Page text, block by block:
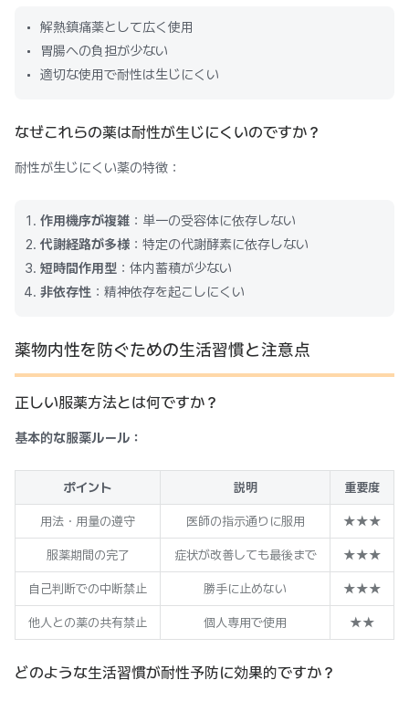
解熱鎮痛薬として広く使用
胃腸への負担が少ない
適切な使用で耐性は生じにくい
なぜこれらの薬は耐性が生じにくいのですか？
耐性が生じにくい薬の特徴：
作用機序が複雑 ：単一の受容体に依存しない
代謝経路が多様 ：特定の代謝酵素に依存しない
短時間作用型 ：体内蓄積が少ない
非依存性 ：精神依存を起こしにくい
薬物内性を防ぐための生活習慣と注意点
正しい服薬方法とは何ですか？
基本的な服薬ルール：
ポイント 説明 重要度
用法・用量の遵守 医師の指示通りに服用 ★★★
服薬期間の完了 症状が改善しても最後まで ★★★
自己判断での中断禁止 勝手に止めない ★★★
他人との薬の共有禁止 個人専用で使用 ★★
どのような生活習慣が耐性予防に効果的ですか？